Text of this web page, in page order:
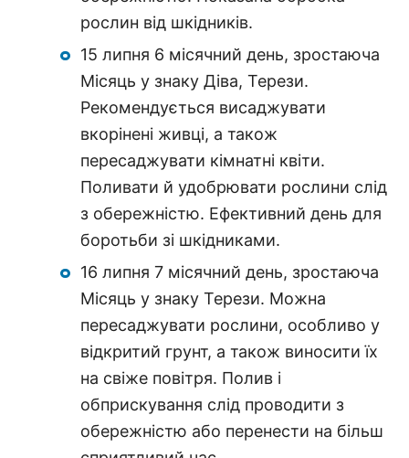
рослин від шкідників.
15 липня 6 місячний день, зростаюча
Місяць у знаку Діва, Терези.
Рекомендується висаджувати
вкорінені живці, а також
пересаджувати кімнатні квіти.
Поливати й удобрювати рослини слід
з обережністю. Ефективний день для
боротьби зі шкідниками.
16 липня 7 місячний день, зростаюча
Місяць у знаку Терези. Можна
пересаджувати рослини, особливо у
відкритий грунт, а також виносити їх
на свіже повітря. Полив і
обприскування слід проводити з
обережністю або перенести на більш